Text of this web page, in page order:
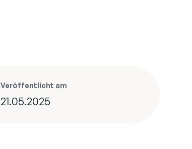
Veröffentlicht am
21.05.2025